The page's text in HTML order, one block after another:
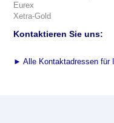
Eurex
Xetra-Gold
Kontaktieren Sie uns:
► Alle Kontaktadressen für